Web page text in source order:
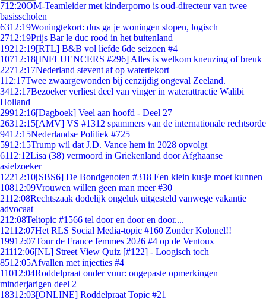
712:20OM-Teamleider met kinderporno is oud-directeur van twee
basisscholen
6312:19Woningtekort: dus ga je woningen slopen, logisch
2712:19Prijs Bar le duc rood in het buitenland
19212:19[RTL] B&B vol liefde 6de seizoen #4
10712:18[INFLUENCERS #296] Alles is welkom kneuzing of breuk
22712:17Nederland stevent af op watertekort
112:17Twee zwaargewonden bij eenzijdig ongeval Zeeland.
3412:17Bezoeker verliest deel van vinger in waterattractie Walibi
Holland
29912:16[Dagboek] Veel aan hoofd - Deel 27
26312:15[AMV] VS #1312 spammers van de internationale rechtsorde
9412:15Nederlandse Politiek #725
5912:15Trump wil dat J.D. Vance hem in 2028 opvolgt
6112:12Lisa (38) vermoord in Griekenland door Afghaanse
asielzoeker
12212:10[SBS6] De Bondgenoten #318 Een klein kusje moet kunnen
10812:09Vrouwen willen geen man meer #30
2112:08Rechtszaak dodelijk ongeluk uitgesteld vanwege vakantie
advocaat
212:08Teltopic #1566 tel door en door en door....
12112:07Het RLS Social Media-topic #160 Zonder Kolonel!!
19912:07Tour de France femmes 2026 #4 op de Ventoux
21112:06[NL] Street View Quiz [#122] - Loogisch toch
8512:05Afvallen met injecties #4
11012:04Roddelpraat onder vuur: ongepaste opmerkingen
minderjarigen deel 2
18312:03[ONLINE] Roddelpraat Topic #21